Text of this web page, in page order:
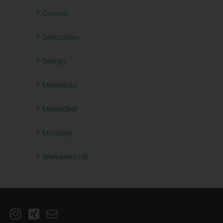
Corona
Dekoration
Design
Messebau
Mietmöbel
Montage
Werbetechnik